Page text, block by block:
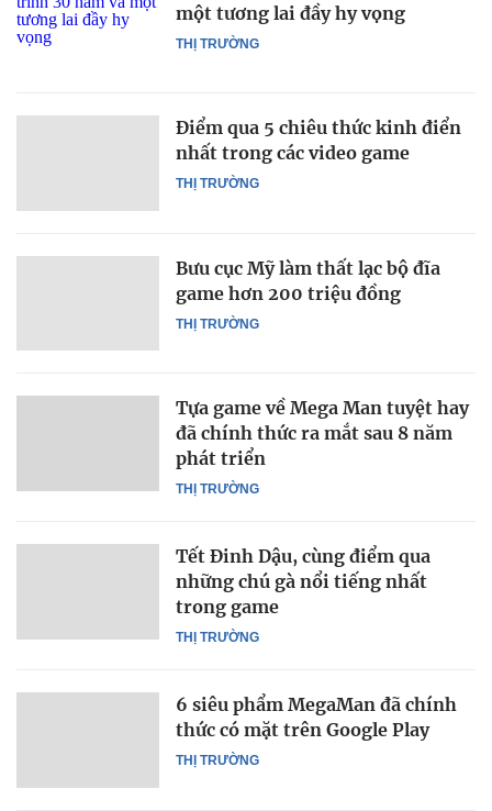
THỊ TRƯỜNG
một tương lai đầy hy vọng
THỊ TRƯỜNG
Điểm qua 5 chiêu thức kinh điển
nhất trong các video game
THỊ TRƯỜNG
Bưu cục Mỹ làm thất lạc bộ đĩa
game hơn 200 triệu đồng
THỊ TRƯỜNG
Tựa game về Mega Man tuyệt hay
đã chính thức ra mắt sau 8 năm
phát triển
THỊ TRƯỜNG
Tết Đinh Dậu, cùng điểm qua
những chú gà nổi tiếng nhất
trong game
THỊ TRƯỜNG
6 siêu phẩm MegaMan đã chính
thức có mặt trên Google Play